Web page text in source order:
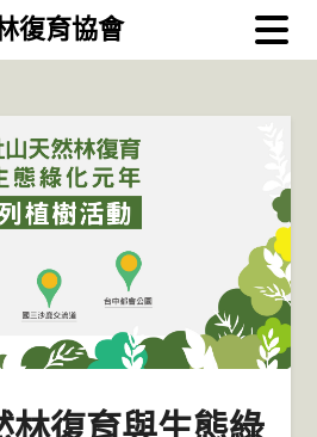
復育協會
林復育與生態綠